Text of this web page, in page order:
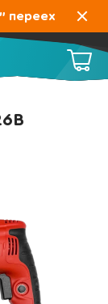
на